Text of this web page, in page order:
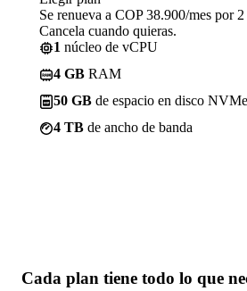
Se renueva a COP 38.900/mes por 2
Cancela cuando quieras.
1 núcleo de vCPU
4 GB RAM
50 GB de espacio en disco NVMe
4 TB de ancho de banda
Cada plan tiene todo lo que